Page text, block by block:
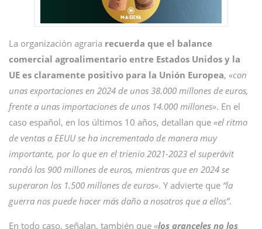
La organización agraria recuerda que el balance
comercial agroalimentario entre Estados Unidos y la
UE es claramente positivo para la Unión Europea, «con
unas exportaciones en 2024 de unos 38.000 millones de euros,
frente a unas importaciones de unos 14.000 millones». En el
caso español, en los últimos 10 años, detallan que «el ritmo
de ventas a EEUU se ha incrementado de manera muy
importante, por lo que en el trienio 2021-2023 el superávit
rondó los 900 millones de euros, mientras que en 2024 se
superaron los 1.500 millones de euros». Y advierte que “la
guerra nos puede hacer más daño a nosotros que a ellos”.
En todo caso, señalan, también que «los aranceles no los